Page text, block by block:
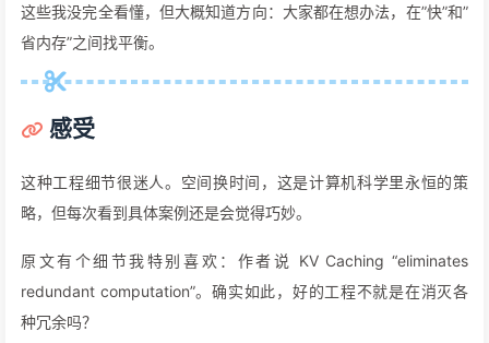
这些我没完全看懂，但大概知道方向：大家都在想办法，在”快”和”
省内存”之间找平衡。
感受
这种工程细节很迷人。空间换时间，这是计算机科学里永恒的策
略，但每次看到具体案例还是会觉得巧妙。
原文有个细节我特别喜欢：作者说 KV Caching “eliminates
redundant computation”。确实如此，好的工程不就是在消灭各
种冗余吗？